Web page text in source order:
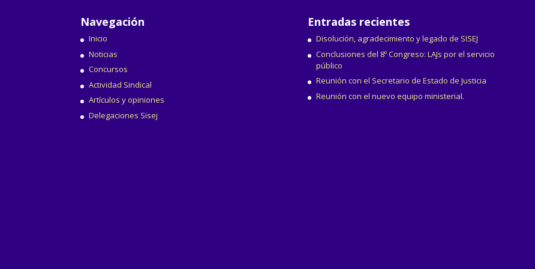
Navegación
Inicio
Noticias
Concursos
Actividad Sindical
Artículos y opiniones
Delegaciones Sisej
Entradas recientes
Disolución, agradecimiento y legado de SISEJ
Conclusiones del 8º Congreso: LAJs por el servicio
público
Reunión con el Secretario de Estado de Justicia
Reunión con el nuevo equipo ministerial.